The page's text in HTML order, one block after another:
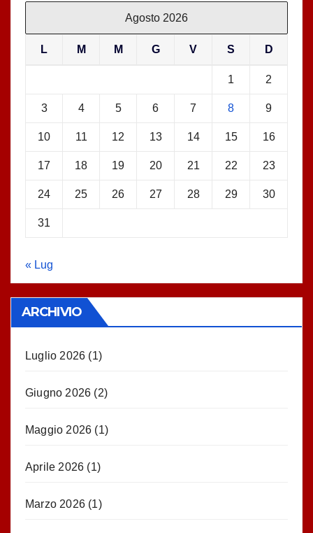
Agosto 2026
L M M G V S D
1 2
3 4 5 6 7 8 9
10 11 12 13 14 15 16
17 18 19 20 21 22 23
24 25 26 27 28 29 30
31
« Lug
ARCHIVIO
Luglio 2026 (1)
Giugno 2026 (2)
Maggio 2026 (1)
Aprile 2026 (1)
Marzo 2026 (1)